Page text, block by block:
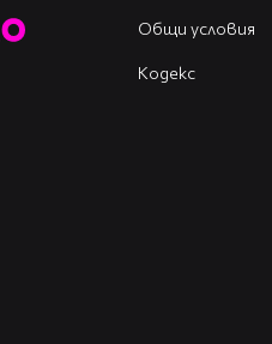
Общи условия
Кодекс